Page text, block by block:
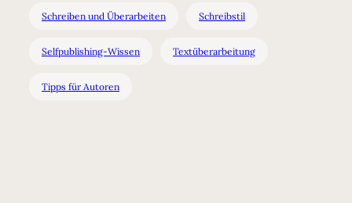
Schreiben und Überarbeiten Schreibstil
Selfpublishing-Wissen Textüberarbeitung
Tipps für Autoren